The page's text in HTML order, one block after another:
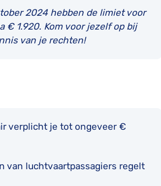
2024 hebben de limiet voor
€ 1.920. Kom voor jezelf op bij
van je rechten!
verplicht je tot ongeveer €
van luchtvaartpassagiers regelt